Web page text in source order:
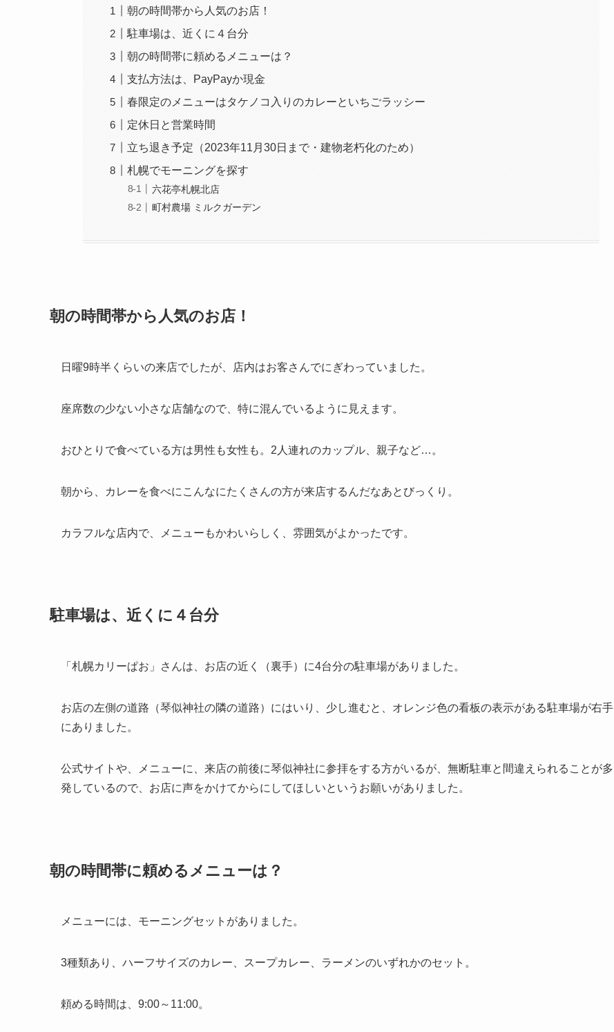
朝の時間帯から人気のお店！
駐車場は、近くに４台分
朝の時間帯に頼めるメニューは？
支払方法は、PayPayか現金
春限定のメニューはタケノコ入りのカレーといちごラッシー
定休日と営業時間
立ち退き予定（2023年11月30日まで・建物老朽化のため）
札幌でモーニングを探す
六花亭札幌北店
町村農場 ミルクガーデン
朝の時間帯から人気のお店！
日曜9時半くらいの来店でしたが、店内はお客さんでにぎわっていました。
座席数の少ない小さな店舗なので、特に混んでいるように見えます。
おひとりで食べている方は男性も女性も。2人連れのカップル、親子など…。
朝から、カレーを食べにこんなにたくさんの方が来店するんだなあとびっくり。
カラフルな店内で、メニューもかわいらしく、雰囲気がよかったです。
駐車場は、近くに４台分
「札幌カリーぱお」さんは、お店の近く（裏手）に4台分の駐車場がありました。
お店の左側の道路（琴似神社の隣の道路）にはいり、少し進むと、オレンジ色の看板の表示がある駐車場が右手
にありました。
公式サイトや、メニューに、来店の前後に琴似神社に参拝をする方がいるが、無断駐車と間違えられることが多
発しているので、お店に声をかけてからにしてほしいというお願いがありました。
朝の時間帯に頼めるメニューは？
メニューには、モーニングセットがありました。
3種類あり、ハーフサイズのカレー、スープカレー、ラーメンのいずれかのセット。
頼める時間は、9:00～11:00。